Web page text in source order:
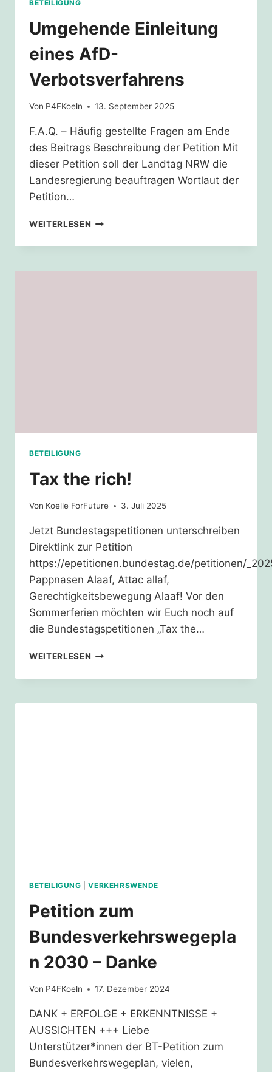
BETEILIGUNG
Umgehende Einleitung
eines AfD-
Verbotsverfahrens
Von P4FKoeln 13. September 2025
F.A.Q. – Häufig gestellte Fragen am Ende
des Beitrags Beschreibung der Petition Mit
dieser Petition soll der Landtag NRW die
Landesregierung beauftragen Wortlaut der
Petition…
WEITERLESEN UMGEHENDE
EINES
BETEILIGUNG
Tax the rich!
Von Koelle ForFuture 3. Juli 2025
Jetzt Bundestagspetitionen unterschreiben
Direktlink zur Petition
https://epetitionen.bundestag.de/petitionen/
Pappnasen Alaaf, Attac allaf,
Gerechtigkeitsbewegung Alaaf! Vor den
Sommerferien möchten wir Euch noch auf
die Bundestagspetitionen „Tax the…
WEITERLESEN TAX
RICH!
BETEILIGUNG |VERKEHRSWENDE
Petition zum
Bundesverkehrswegepla
n 2030 – Danke
Von P4FKoeln 17. Dezember 2024
DANK + ERFOLGE + ERKENNTNISSE +
AUSSICHTEN +++ Liebe
Unterstützer*innen der BT-Petition zum
Bundesverkehrswegeplan, vielen,